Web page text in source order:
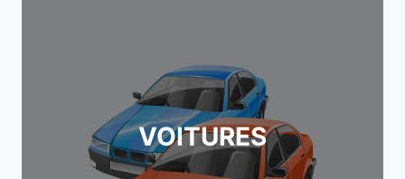
VOITURES